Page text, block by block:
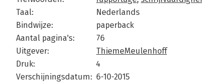
Taal:
Nederlands
Bindwijze:
paperback
Aantal pagina's:
76
Uitgever:
ThiemeMeulenhoff
Druk:
4
Verschijningsdatum: 6-10-2015